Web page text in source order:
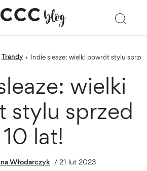
trendy › Indie sleaze: wielki powrót stylu
wielki
stylu sprzed
10 lat!
Włodarczyk / 21 lut 2023